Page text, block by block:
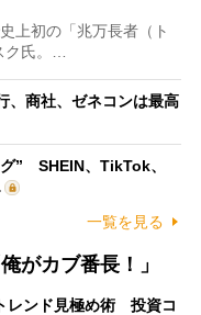
上初の「兆万長者（ト
ク氏。…
、商社、ゼネコンは最高
” SHEIN、TikTok、
一覧を見る
がカブ番長！」
レンド見極め術 投資コ